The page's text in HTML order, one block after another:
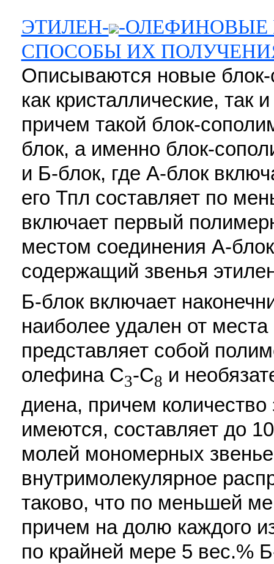
ЭТИЛЕН- -ОЛЕФИНОВЫЕ
СПОСОБЫ ИХ
Описываются новые
как кристаллические, так
причем такой блок-
блок, а именно блок-
и Б-блок, где А-блок
его Тпл составляет по
включает первый
местом соединения А-
содержащий звенья
Б-блок включает
наиболее удален от
представляет собой
олефина C3-C8 и
диена, причем
имеются, составляет до
молей мономерных
внутримолекулярное
таково, что по меньшей
причем на долю каждого
по крайней мере 5 вес.%